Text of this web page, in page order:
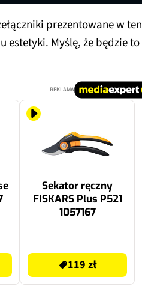
prezentowane w ten
estetyki. Myślę, że będzie to
REKLAMA
Sekator ręczny
FISKARS Plus P521
1057167
119 zł